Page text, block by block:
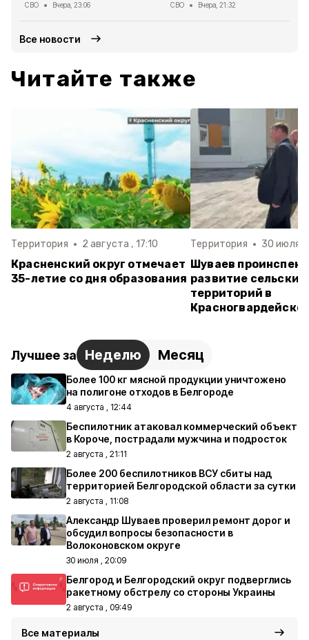
СВО Вчера, 23:06 СВО Вчера, 21:32
Все новости
Читайте также
Территория 2 августа , 17:10
Красненский округ отмечает
35-летие со дня образования
Территория 30 июля ,
Шуваев
развитие сельских
территорий в
Лучшее за Неделю Месяц
Более 100 кг мясной продукции уничтожено
на полигоне отходов в Белгороде
4 августа , 12:44
Беспилотник атаковал коммерческий объект
в Короче, пострадали мужчина и подросток
2 августа , 21:11
Более 200 беспилотников ВСУ сбиты над
территорией Белгородской области за сутки
2 августа , 11:08
Александр Шуваев проверил ремонт дорог и
обсудил вопросы безопасности в
Волоконовском округе
30 июля , 20:09
Белгород и Белгородский округ подверглись
ракетному обстрелу со стороны Украины
2 августа , 09:49
Все материалы